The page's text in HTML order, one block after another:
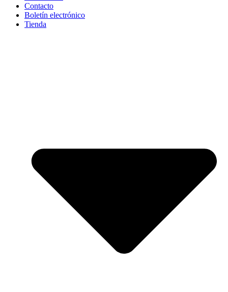
Contacto
Boletín electrónico
Tienda